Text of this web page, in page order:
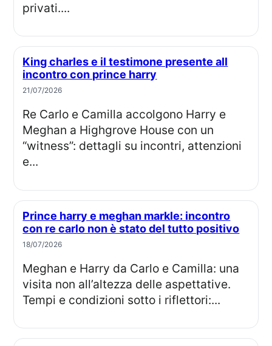
privati....
King charles e il testimone presente all
incontro con prince harry
21/07/2026
Re Carlo e Camilla accolgono Harry e
Meghan a Highgrove House con un
“witness”: dettagli su incontri, attenzioni
e...
Prince harry e meghan markle: incontro
con re carlo non è stato del tutto positivo
18/07/2026
Meghan e Harry da Carlo e Camilla: una
visita non all’altezza delle aspettative.
Tempi e condizioni sotto i riflettori:...